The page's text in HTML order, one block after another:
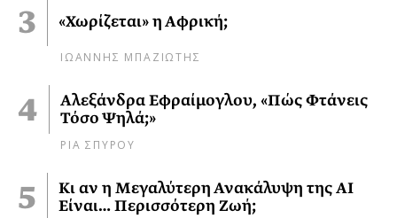
«Χωρίζεται» η Αφρική;
ΙΩΑΝΝΗΣ ΜΠΑΖΙΩΤΗΣ
Αλεξάνδρα Εφραίμογλου, «Πώς Φτάνεις
Τόσο Ψηλά;»
ΡΙΑ ΣΠΥΡΟΥ
Κι αν η Μεγαλύτερη Ανακάλυψη της AI
Είναι… Περισσότερη Ζωή;